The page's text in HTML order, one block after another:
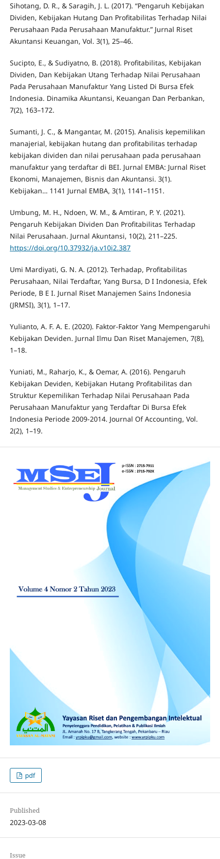
Sihotang, D. R., & Saragih, J. L. (2017). “Pengaruh Kebijakan
Dividen, Kebijakan Hutang Dan Profitabilitas Terhadap Nilai
Perusahaan Pada Perusahaan Manufaktur.” Jurnal Riset
Akuntansi Keuangan, Vol. 3(1), 25–46.
Sucipto, E., & Sudiyatno, B. (2018). Profitabilitas, Kebijakan
Dividen, Dan Kebijakan Utang Terhadap Nilai Perusahaan
Pada Perusahaan Manufaktur Yang Listed Di Bursa Efek
Indonesia. Dinamika Akuntansi, Keuangan Dan Perbankan,
7(2), 163–172.
Sumanti, J. C., & Mangantar, M. (2015). Analisis kepemilikan
manajerial, kebijakan hutang dan profitabilitas terhadap
kebijakan dividen dan nilai perusahaan pada perusahaan
manufaktur yang terdaftar di BEI. Jurnal EMBA: Jurnal Riset
Ekonomi, Manajemen, Bisnis dan Akuntansi. 3(1).
Kebijakan… 1141 Jurnal EMBA, 3(1), 1141–1151.
Umbung, M. H., Ndoen, W. M., & Amtiran, P. Y. (2021).
Pengaruh Kebijakan Dividen Dan Profitabilitas Terhadap
Nilai Perusahaan. Jurnal Akuntansi, 10(2), 211–225.
https://doi.org/10.37932/ja.v10i2.387
Umi Mardiyati, G. N. A. (2012). Terhadap, Profitabilitas
Perusahaan, Nilai Terdaftar, Yang Bursa, D I Indonesia, Efek
Periode, B E I. Jurnal Riset Manajemen Sains Indonesia
(JRMSI), 3(1), 1–17.
Yulianto, A. F. A. E. (2020). Faktor-Faktor Yang Mempengaruhi
Kebijakan Deviden. Jurnal Ilmu Dan Riset Manajemen, 7(8),
1–18.
Yuniati, M., Raharjo, K., & Oemar, A. (2016). Pengaruh
Kebijakan Deviden, Kebijakan Hutang Profitabilitas dan
Struktur Kepemilikan Terhadap Nilai Perusahaan Pada
Perusahaan Manufaktur yang Terdaftar Di Bursa Efek
Indonesia Periode 2009-2014. Journal Of Accounting, Vol.
2(2), 1–19.
pdf
Published
2023-03-08
Issue